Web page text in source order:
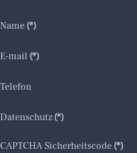
Name (*)
E-mail (*)
Telefon
Datenschutz (*)
CAPTCHA Sicherheitscode (*)